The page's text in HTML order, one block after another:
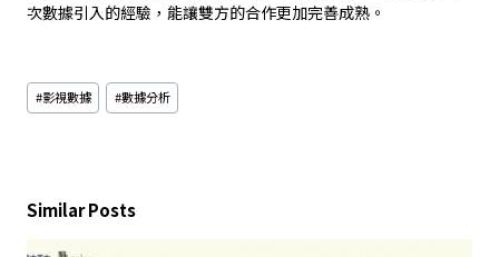
次數據引入的經驗，能讓雙方的合作更加完善成熟。
Post
Tags:
#影視數據 #數據分析
Similar Posts